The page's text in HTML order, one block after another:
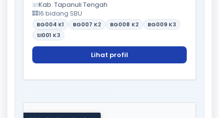
Kab. Tapanuli Tengah
16 bidang SBU
BG004 K1 BG007 K2 BG008 K2 BG009 K3
SI001 K3
Lihat profil